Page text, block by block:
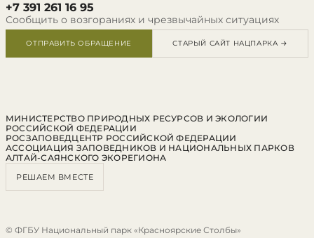
+7 391 261 16 95
Сообщить о возгораниях и чрезвычайных ситуациях
ОТПРАВИТЬ ОБРАЩЕНИЕ СТАРЫЙ САЙТ НАЦПАРКА →
МИНИСТЕРСТВО ПРИРОДНЫХ РЕСУРСОВ И ЭКОЛОГИИ
РОССИЙСКОЙ ФЕДЕРАЦИИ
РОСЗАПОВЕДЦЕНТР РОССИЙСКОЙ ФЕДЕРАЦИИ
АССОЦИАЦИЯ ЗАПОВЕДНИКОВ И НАЦИОНАЛЬНЫХ ПАРКОВ
АЛТАЙ-САЯНСКОГО ЭКОРЕГИОНА
РЕШАЕМ ВМЕСТЕ
© ФГБУ Национальный парк «Красноярские Столбы»